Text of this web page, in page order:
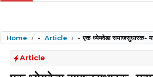
Home - Article -एक ध्येयवेडा समाजसुधारक-
Article